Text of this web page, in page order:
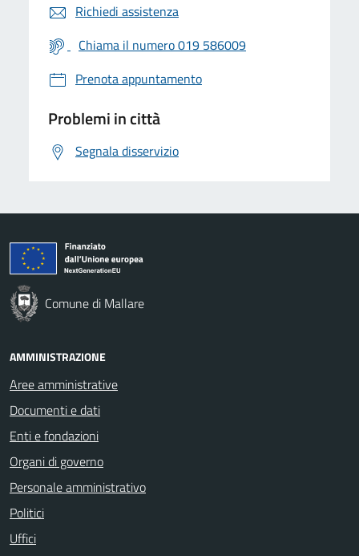
Richiedi assistenza
Chiama il numero 019 586009
Prenota appuntamento
Problemi in città
Segnala disservizio
Comune di Mallare
AMMINISTRAZIONE
Aree amministrative
Documenti e dati
Enti e fondazioni
Organi di governo
Personale amministrativo
Politici
Uffici